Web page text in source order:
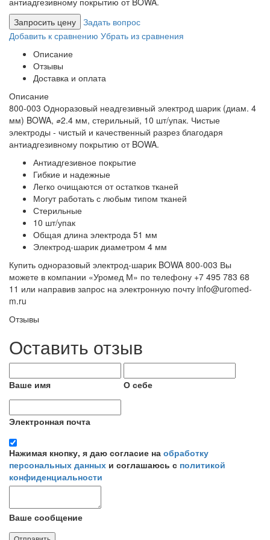
Запросить цену Задать вопрос
Добавить к сравнению Убрать из сравнения
Описание
Отзывы
Доставка и оплата
Описание
800-003 Одноразовый неадгезивный электрод шарик (диам. 4
мм) BOWA, ⌀2.4 мм, стерильный, 10 шт/упак. Чистые
электроды - чистый и качественный разрез благодаря
антиадгезивному покрытию от BOWA.
Антиадгезивное покрытие
Гибкие и надежные
Легко очищаются от остатков тканей
Могут работать с любым типом тканей
Стерильные
10 шт/упак
Общая длина электрода 51 мм
Электрод-шарик диаметром 4 мм
Купить одноразовый электрод-шарик BOWA 800-003 Вы
можете в компании «Уромед М» по телефону +7 495 783 68
11 или направив запрос на электронную почту info@uromed-
m.ru
Отзывы
Оставить отзыв
Ваше имя О себе
Электронная почта
Нажимая кнопку, я даю согласие на обработку
персональных данных и соглашаюсь с политикой
конфиденциальности
Ваше сообщение